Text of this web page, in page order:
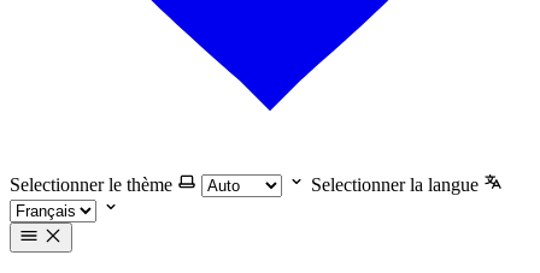
Selectionner le thème Selectionner la langue